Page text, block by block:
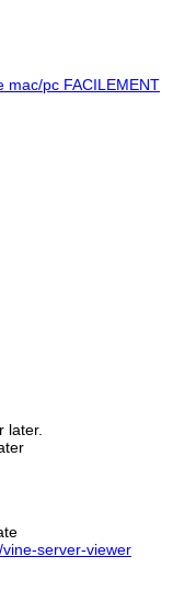
mac/pc FACILEMENT
later.
server-viewer